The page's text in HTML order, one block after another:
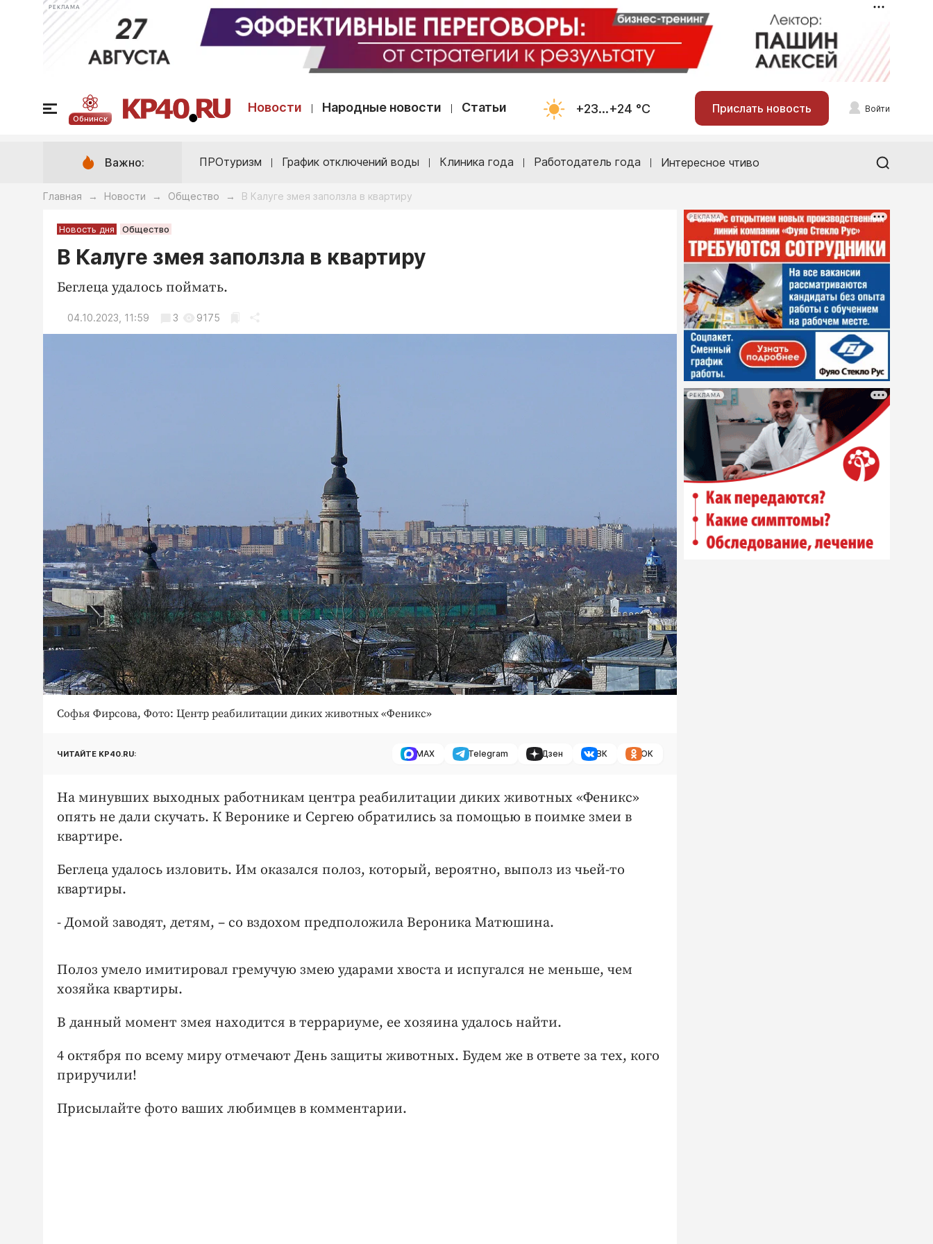
РЕКЛАМА
Обнинск
Новости Народные новости Статьи +23...+24 °С Прислать новость Войти
Важно: ПРОтуризм График отключений воды Клиника года Работодатель года Интересное чтиво
Главная → Новости → Общество → В Калуге змея заползла в квартиру
Новость дня Общество
В Калуге змея заползла в квартиру
Беглеца удалось поймать.
04.10.2023, 11:59 3 9175
Софья Фирсова, Фото: Центр реабилитации диких животных «Феникс»
ЧИТАЙТЕ KP40.RU: MAX Telegram Дзен ВК ОК
На минувших выходных работникам центра реабилитации диких животных «Феникс»
опять не дали скучать. К Веронике и Сергею обратились за помощью в поимке змеи в
квартире.
Беглеца удалось изловить. Им оказался полоз, который, вероятно, выполз из чьей-то
квартиры.
- Домой заводят, детям, – со вздохом предположила Вероника Матюшина.
Полоз умело имитировал гремучую змею ударами хвоста и испугался не меньше, чем
хозяйка квартиры.
В данный момент змея находится в террариуме, ее хозяина удалось найти.
4 октября по всему миру отмечают День защиты животных. Будем же в ответе за тех, кого
приручили!
Присылайте фото ваших любимцев в комментарии.
РЕКЛАМА
РЕКЛАМА